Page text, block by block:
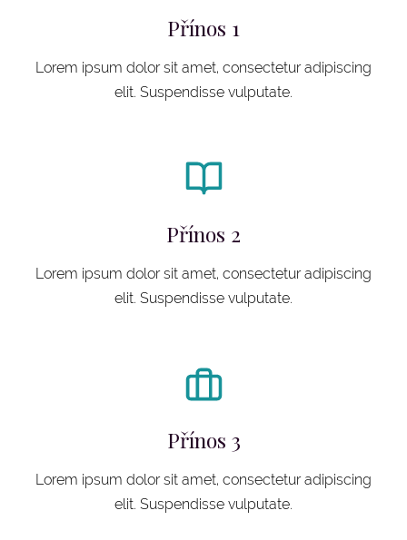
Přínos 1
Lorem ipsum dolor sit amet, consectetur adipiscing
elit. Suspendisse vulputate.
Přínos 2
Lorem ipsum dolor sit amet, consectetur adipiscing
elit. Suspendisse vulputate.
Přínos 3
Lorem ipsum dolor sit amet, consectetur adipiscing
elit. Suspendisse vulputate.